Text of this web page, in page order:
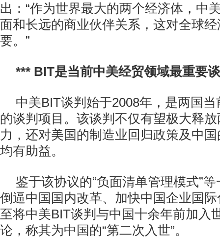
出：“作为世界最大的两个经济体，中
面和长远的商业伙伴关系，这对全球
要。”
*** BIT是当前中美经贸领域最重要
中美BIT谈判始于2008年，是两国
的谈判项目。该谈判不仅有望极大释
力，还对美国的制造业回归政策及中
均有助益。
鉴于该协议的“负面清单管理模式”
倒逼中国国内改革、加快中国企业国
至将中美BIT谈判与中国十余年前加入
论，称其为中国的“第二次入世”。